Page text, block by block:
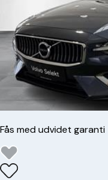
Fås med udvidet garanti